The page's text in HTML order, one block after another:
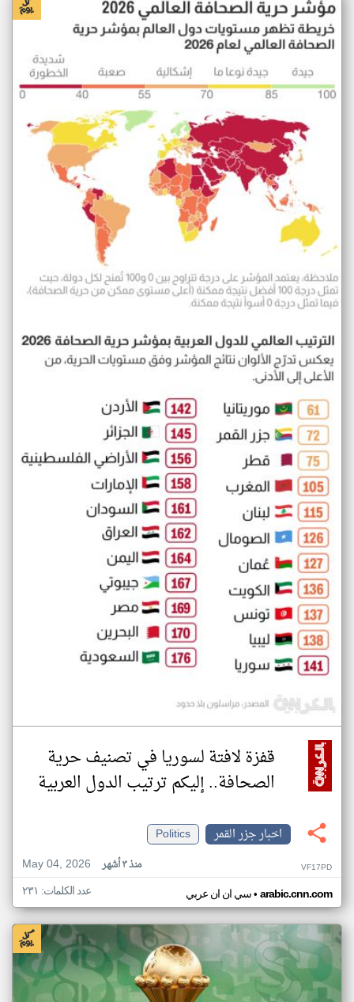
قفزة لافتة لسوريا في تصنيف حرية
الصحافة.. إليكم ترتيب الدول العربية
اخبار جزر القمر
Politics
May 04, 2026
منذ ٣ أشهر VF17PD
سي ان ان عربي• arabic.cnn.com عدد الكلمات: ٢٣١